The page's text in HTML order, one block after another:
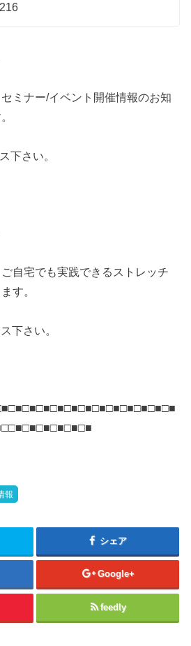
ミナー/イベント開催情報のお知
下さい。
自宅でも実践できるストレッチ
す。
下さい。
報
シェア
Google+
feedly